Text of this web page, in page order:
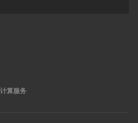
算服务